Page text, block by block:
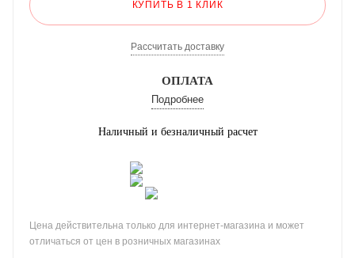
КУПИТЬ В 1 КЛИК
Рассчитать доставку
ОПЛАТА
Подробнее
Наличный и безналичный расчет
Цена действительна только для интернет-магазина и может
отличаться от цен в розничных магазинах